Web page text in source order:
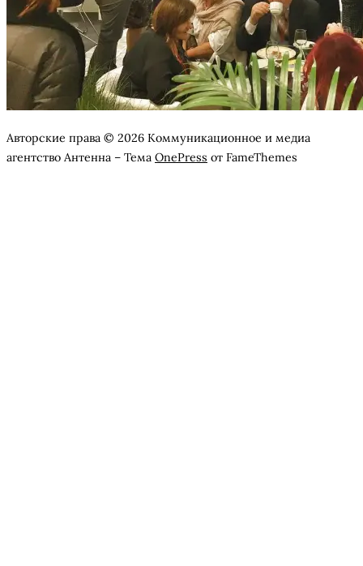
Авторские права © 2026 Коммуникационное и медиа
агентство Антенна – Тема OnePress от FameThemes